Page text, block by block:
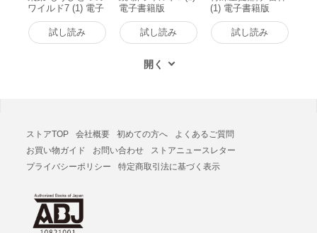
ワイルド7 (1) 電子
書籍版
試し読み
電子書籍版
試し読み
(1) 電子書籍版
試し読み
ストアTOP 会社概要 初めての方へ
よくあるご質問
お買い物ガイド
お問い合わせ
ストアニュースレター
プライバシーポリシー
特定商取引法に基づく表示